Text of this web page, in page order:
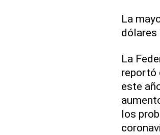
La
dólares
La
reportó
este
los